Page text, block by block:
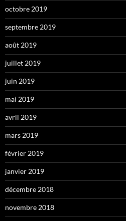
octobre 2019
septembre 2019
août 2019
juillet 2019
juin 2019
mai 2019
avril 2019
mars 2019
février 2019
janvier 2019
décembre 2018
novembre 2018